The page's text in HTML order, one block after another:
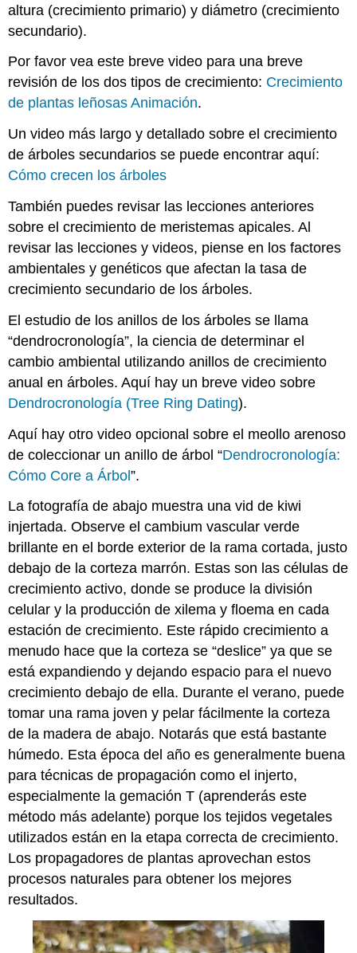
altura (crecimiento primario) y diámetro (crecimiento
secundario).
Por favor vea este breve video para una breve
revisión de los dos tipos de crecimiento: Crecimiento
de plantas leñosas Animación.
Un video más largo y detallado sobre el crecimiento
de árboles secundarios se puede encontrar aquí:
Cómo crecen los árboles
También puedes revisar las lecciones anteriores
sobre el crecimiento de meristemas apicales. Al
revisar las lecciones y videos, piense en los factores
ambientales y genéticos que afectan la tasa de
crecimiento secundario de los árboles.
El estudio de los anillos de los árboles se llama
“dendrocronología”, la ciencia de determinar el
cambio ambiental utilizando anillos de crecimiento
anual en árboles. Aquí hay un breve video sobre
Dendrocronología (Tree Ring Dating).
Aquí hay otro video opcional sobre el meollo arenoso
de coleccionar un anillo de árbol “Dendrocronología:
Cómo Core a Árbol”.
La fotografía de abajo muestra una vid de kiwi
injertada. Observe el cambium vascular verde
brillante en el borde exterior de la rama cortada, justo
debajo de la corteza marrón. Estas son las células de
crecimiento activo, donde se produce la división
celular y la producción de xilema y floema en cada
estación de crecimiento. Este rápido crecimiento a
menudo hace que la corteza se “deslice” ya que se
está expandiendo y dejando espacio para el nuevo
crecimiento debajo de ella. Durante el verano, puede
tomar una rama joven y pelar fácilmente la corteza
de la madera de abajo. Notarás que está bastante
húmedo. Esta época del año es generalmente buena
para técnicas de propagación como el injerto,
especialmente la gemación T (aprenderás este
método más adelante) porque los tejidos vegetales
utilizados están en la etapa correcta de crecimiento.
Los propagadores de plantas aprovechan estos
procesos naturales para obtener los mejores
resultados.